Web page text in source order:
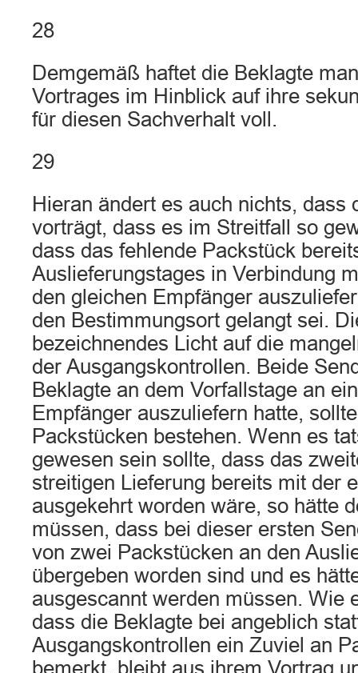
28
Demgemäß haftet die Beklagte
Vortrages im Hinblick auf ihre
für diesen Sachverhalt voll.
29
Hieran ändert es auch nichts, dass
vorträgt, dass es im Streitfall so
dass das fehlende Packstück
Auslieferungstages in Verbindung
den gleichen Empfänger
den Bestimmungsort gelangt sei.
bezeichnendes Licht auf die
der Ausgangskontrollen. Beide
Beklagte an dem Vorfallstage an
Empfänger auszuliefern hatte,
Packstücken bestehen. Wenn es
gewesen sein sollte, dass das
streitigen Lieferung bereits mit der
ausgekehrt worden wäre, so hätte
müssen, dass bei dieser ersten
von zwei Packstücken an den
übergeben worden sind und es
ausgescannt werden müssen. Wie
dass die Beklagte bei angeblich
Ausgangskontrollen ein Zuviel an
bemerkt, bleibt aus ihrem Vortrag